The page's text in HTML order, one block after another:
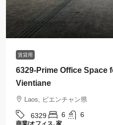
$5,000/Month
賃貸用
6329-Prime Office Space
Vientiane
Laos, ビエンチャン県
6329 6 6
商業/オフィス, 家